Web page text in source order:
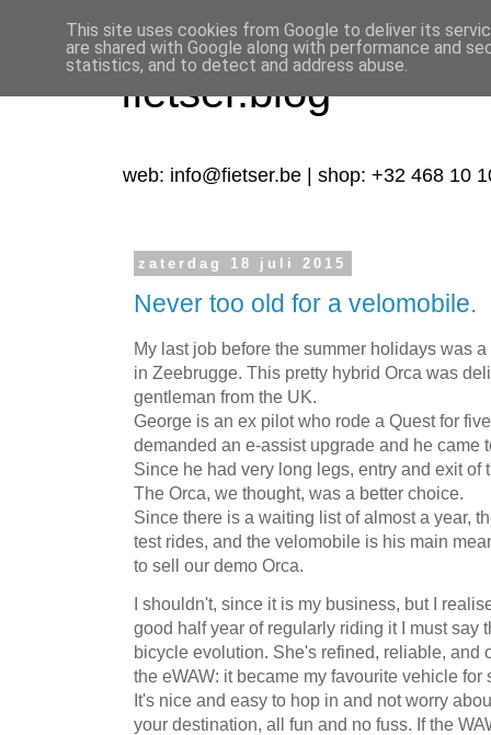
fietser.blog
web: info@fietser.be | shop: +32 468 10
zaterdag 18 juli 2015
Never too old for a velomobile.
My last job before the summer holidays was
in Zeebrugge. This pretty hybrid Orca was
gentleman from the UK.
George is an ex pilot who rode a Quest for
demanded an e-assist upgrade and he came
Since he had very long legs, entry and exit of
The Orca, we thought, was a better choice.
Since there is a waiting list of almost a year,
test rides, and the velomobile is his main
to sell our demo Orca.
I shouldn't, since it is my business, but I
good half year of regularly riding it I must say
bicycle evolution. She's refined, reliable, and
the eWAW: it became my favourite vehicle
It's nice and easy to hop in and not worry
your destination, all fun and no fuss. If the
This site uses cookies from Google to deliver its
are shared with Google along with performance and
statistics, and to detect and address abuse.